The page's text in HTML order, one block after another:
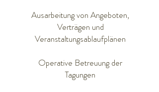
Ausarbeitung von Angeboten,
Verträgen und
Veranstaltungsablaufplänen
Operative Betreuung der
Tagungen